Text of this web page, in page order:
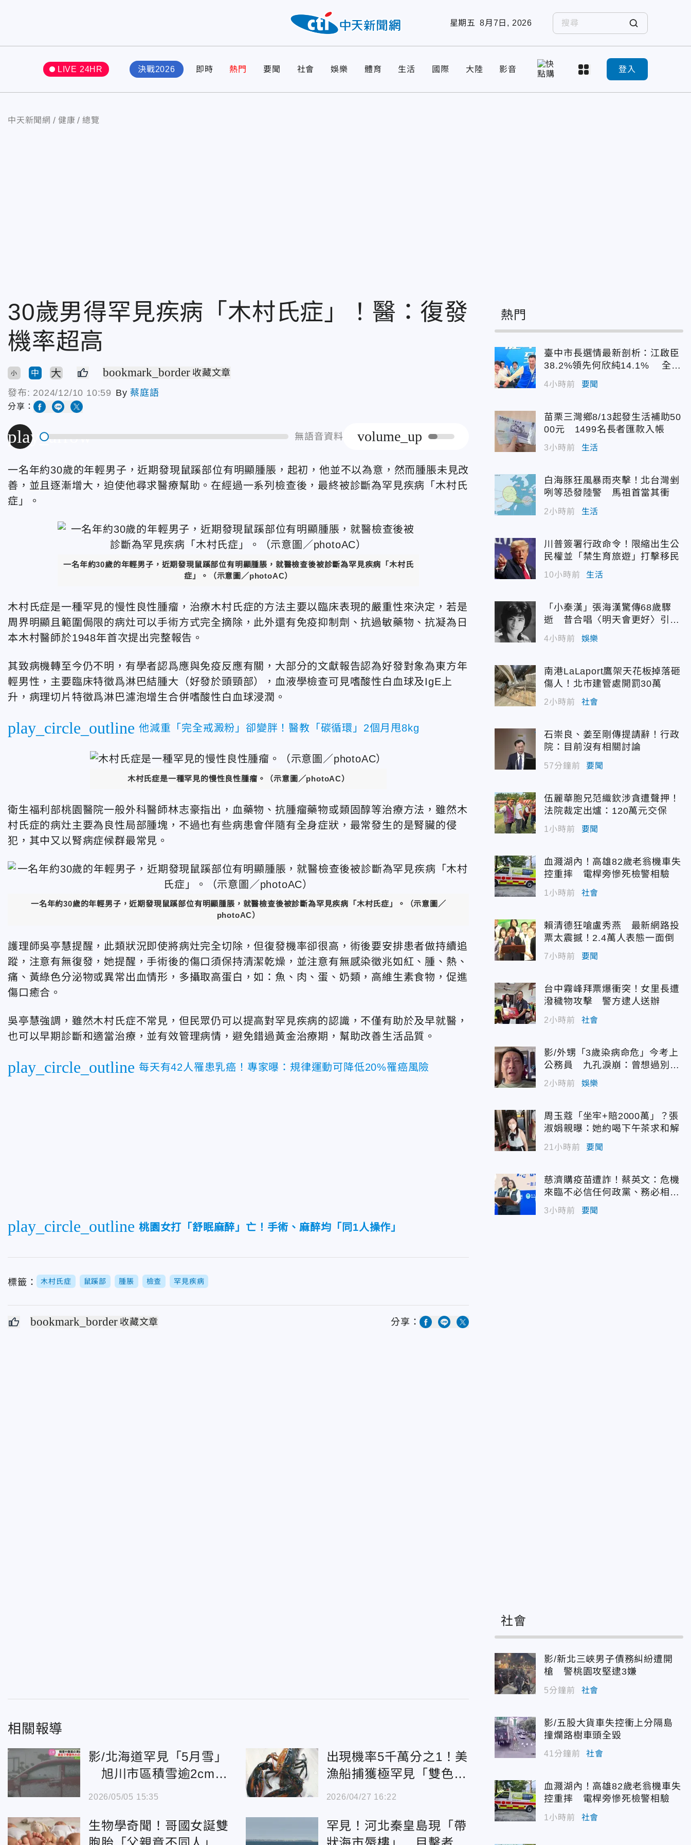
星期五 8月7日, 2026
LIVE 24HR 決戰2026 即時 熱門 要聞 社會 娛樂 體育 生活 國際 大陸 影音 登入
中天新聞網 健康 總覽
30歲男得罕見疾病「木村氏症」！醫：復發
機率超高
小 中 大 bookmark_border 收藏文章
發布: 2024/12/10 10:59 By 蔡庭語
分享：
play_arrow 無語音資料 volume_up
一名年約30歲的年輕男子，近期發現鼠蹊部位有明顯腫脹，起初，他並不以為意，然而腫脹未見改
善，並且逐漸增大，迫使他尋求醫療幫助。在經過一系列檢查後，最終被診斷為罕見疾病「木村氏
症」。
一名年約30歲的年輕男子，近期發現鼠蹊部位有明顯腫脹，就醫檢查後被診斷為罕見疾病「木村氏
症」。（示意圖／photoAC）
木村氏症是一種罕見的慢性良性腫瘤，治療木村氏症的方法主要以臨床表現的嚴重性來決定，若是
周界明顯且範圍侷限的病灶可以手術方式完全摘除，此外還有免疫抑制劑、抗過敏藥物、抗凝為日
本木村醫師於1948年首次提出完整報告。
其致病機轉至今仍不明，有學者認爲應與免疫反應有關，大部分的文獻報告認為好發對象為東方年
輕男性，主要臨床特徵爲淋巴結腫大（好發於頭頸部），血液學檢查可見嗜酸性白血球及IgE上
升，病理切片特徵爲淋巴濾泡增生合併嗜酸性白血球浸潤。
play_circle_outline 他減重「完全戒澱粉」卻變胖！醫教「碳循環」2個月甩8kg
木村氏症是一種罕見的慢性良性腫瘤。（示意圖／photoAC）
衛生福利部桃園醫院一般外科醫師林志豪指出，血藥物、抗腫瘤藥物或類固醇等治療方法，雖然木
村氏症的病灶主要為良性局部腫塊，不過也有些病患會伴隨有全身症狀，最常發生的是腎臟的侵
犯，其中又以腎病症候群最常見。
一名年約30歲的年輕男子，近期發現鼠蹊部位有明顯腫脹，就醫檢查後被診斷為罕見疾病「木村氏症」。（示意圖／
photoAC）
護理師吳亭慧提醒，此類狀況即使將病灶完全切除，但復發機率卻很高，術後要安排患者做持續追
蹤，注意有無復發，她提醒，手術後的傷口須保持清潔乾燥，並注意有無感染徵兆如紅、腫、熱、
痛、黃綠色分泌物或異常出血情形，多攝取高蛋白，如：魚、肉、蛋、奶類，高維生素食物，促進
傷口癒合。
吳亭慧強調，雖然木村氏症不常見，但民眾仍可以提高對罕見疾病的認識，不僅有助於及早就醫，
也可以早期診斷和適當治療，並有效管理病情，避免錯過黃金治療期，幫助改善生活品質。
play_circle_outline 每天有42人罹患乳癌！專家曝：規律運動可降低20%罹癌風險
play_circle_outline 桃園女打「舒眠麻醉」亡！手術、麻醉均「同1人操作」
標籤： 木村氏症 鼠蹊部 腫脹 檢查 罕見疾病
bookmark_border 收藏文章 分享：
相關報導
影/北海道罕見「5月雪」
旭川市區積雪逾2cm為
21年來首見
2026/05/05 15:35
出現機率5千萬分之1！美
漁船捕獲極罕見「雙色龍
蝦」
2026/04/27 16:22
生物學奇聞！哥國女誕雙
罕見！河北秦皇島現「帶
熱門
臺中市長選情最新剖析：江啟臣
38.2%領先何欣純14.1% 全世
代支持度全面居首
4小時前 要聞
苗栗三灣鄉8/13起發生活補助50
00元 1499名長者匯款入帳
3小時前 生活
白海豚狂風暴雨夾擊！北台灣剉
咧等恐發陸警 馬祖首當其衝
2小時前 生活
川普簽署行政命令！限縮出生公
民權並「禁生育旅遊」打擊移民
10小時前 生活
「小秦漢」張海漢驚傳68歲驟
逝 昔合唱〈明天會更好〉引追
憶
4小時前 娛樂
南港LaLaport鷹架天花板掉落砸
傷人！北市建管處開罰30萬
2小時前 社會
石崇良、姜至剛傳提請辭！行政
院：目前沒有相關討論
57分鐘前 要聞
伍麗華胞兄范織欽涉貪遭聲押！
法院裁定出爐：120萬元交保
1小時前 要聞
血濺湖內！高雄82歲老翁機車失
控重摔 電桿旁慘死檢警相驗
1小時前 社會
賴清德狂嗆盧秀燕 最新網路投
票太震撼！2.4萬人表態一面倒
7小時前 要聞
台中霧峰拜票爆衝突！女里長遭
潑穢物攻擊 警方逮人送辦
2小時前 社會
影/外甥「3歲染病命危」今考上
公務員 九孔淚崩：曾想過別救
他
2小時前 娛樂
周玉蔻「坐牢+賠2000萬」？張
淑娟親曝：她約喝下午茶求和解
21小時前 要聞
慈濟購疫苗遭詐！蔡英文：危機
來臨不必信任何政黨、務必相信
專業
3小時前 要聞
社會
影/新北三峽男子債務糾紛遭開
槍 警桃園攻堅逮3嫌
5分鐘前 社會
影/五股大貨車失控衝上分隔島
撞爛路樹車頭全毀
41分鐘前 社會
血濺湖內！高雄82歲老翁機車失
控重摔 電桿旁慘死檢警相驗
1小時前 社會